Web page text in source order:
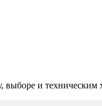
и техническим